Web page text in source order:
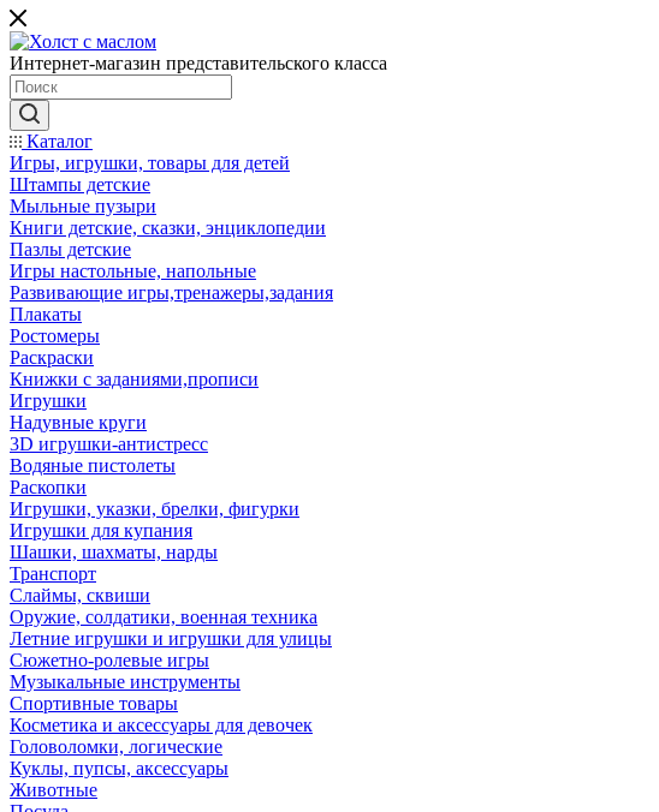
Интернет-магазин представительского класса
Каталог
Игры, игрушки, товары для детей
Штампы детские
Мыльные пузыри
Книги детские, сказки, энциклопедии
Пазлы детские
Игры настольные, напольные
Развивающие игры,тренажеры,задания
Плакаты
Ростомеры
Раскраски
Книжки с заданиями,прописи
Игрушки
Надувные круги
3D игрушки-антистресс
Водяные пистолеты
Раскопки
Игрушки, указки, брелки, фигурки
Игрушки для купания
Шашки, шахматы, нарды
Транспорт
Слаймы, сквиши
Оружие, солдатики, военная техника
Летние игрушки и игрушки для улицы
Сюжетно-ролевые игры
Музыкальные инструменты
Спортивные товары
Косметика и аксессуары для девочек
Головоломки, логические
Куклы, пупсы, аксессуары
Животные